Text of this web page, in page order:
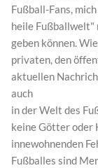
Fußball-Fans,
heile Fußballwelt"
geben können.
privaten, den
aktuellen
auch
in der Welt des
keine Götter oder
innewohnenden
Fußballes sind